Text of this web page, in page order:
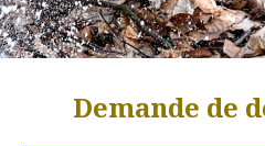
Demande de